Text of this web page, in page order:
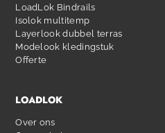
LoadLok Bindrails
Isolok multitemp
Layerlook dubbel terras
Modelook kledingstuk
Offerte
LOADLOK
Over ons